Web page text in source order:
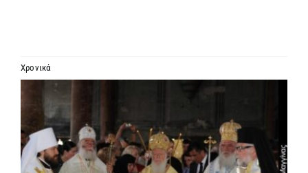
MEDIA
ΕΝΗΜΕΡΩΣΗ
Χρονικά
Προβολή
μεγαλύτερης
εικόνας